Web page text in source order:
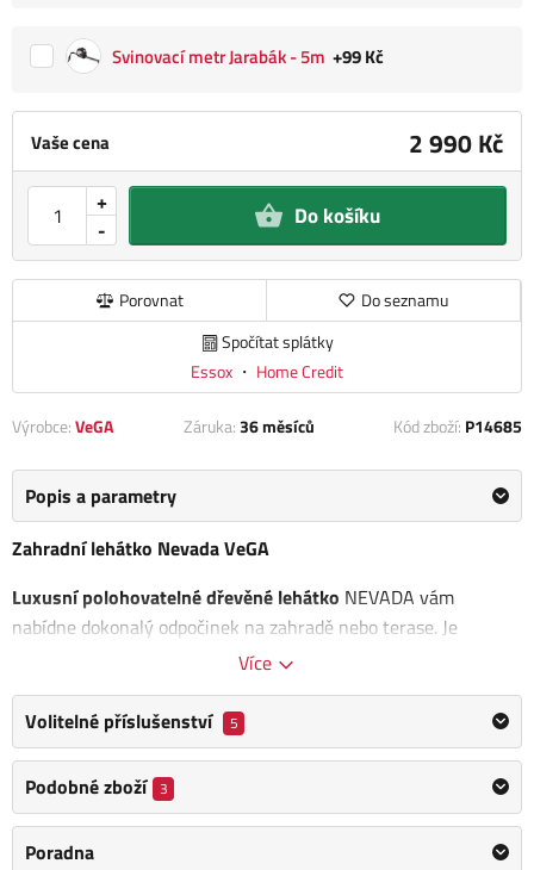
Vaše cena 2 990 Kč
-
+ Do košíku
Porovnat
Do seznamu
Spočítat splátky
Essox ・ Home Credit
Svinovací metr Jarabák - 5m +99 Kč
Výrobce:VeGA Záruka:36 měsíců Kód zboží: P14685
Popis a parametry
Zahradní lehátko Nevada VeGA
Luxusní polohovatelné dřevěné lehátko NEVADA vám
nabídne dokonalý odpočinek na zahradě nebo terase. Je
vyrobeno z tvrdého tropického dřeva Akácie.
impregnace.
Akáciemá úžasné užitné vlastnosti. Při správném zacházení se
vyznačujeodolností proti stárnutí a biologické degradaci
. Jde
o tvrdé dřevo, pocházející z rychle rostoucích stromů
tropických lesů východní Asie a jižní Ameriky.
Více
Volitelné příslušenství 5
Podobné zboží 3
Poradna